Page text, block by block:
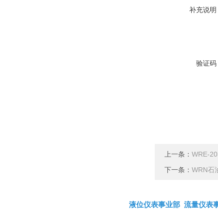
补充说明
验证码
上一条： WRE-
下一条： WRN石
液位仪表事业部 流量仪表